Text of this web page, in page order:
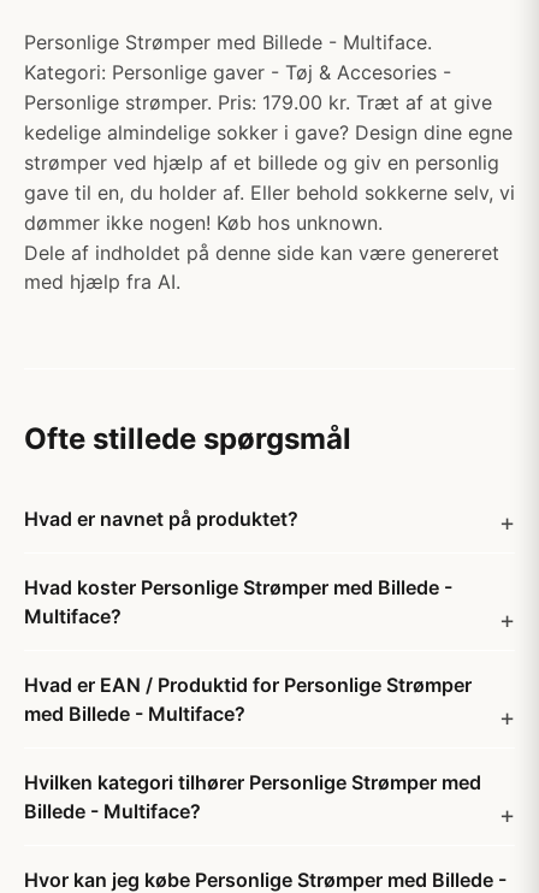
Personlige Strømper med Billede - Multiface.
Kategori: Personlige gaver - Tøj & Accesories -
Personlige strømper. Pris: 179.00 kr. Træt af at give
kedelige almindelige sokker i gave? Design dine egne
strømper ved hjælp af et billede og giv en personlig
gave til en, du holder af. Eller behold sokkerne selv, vi
dømmer ikke nogen! Køb hos unknown.
Dele af indholdet på denne side kan være genereret
med hjælp fra AI.
Ofte stillede spørgsmål
Hvad er navnet på produktet?
Hvad koster Personlige Strømper med Billede -
Multiface?
Hvad er EAN / Produktid for Personlige Strømper
med Billede - Multiface?
Hvilken kategori tilhører Personlige Strømper med
Billede - Multiface?
Hvor kan jeg købe Personlige Strømper med Billede -